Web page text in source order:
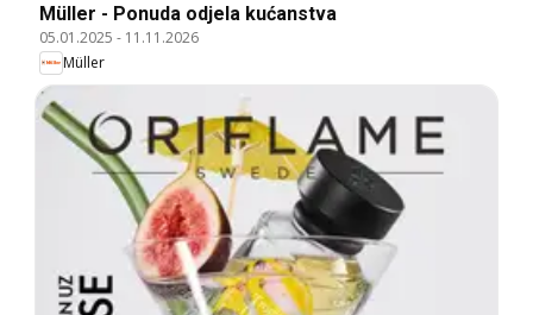
Müller - Ponuda odjela kućanstva
05.01.2025 - 11.11.2026
Müller